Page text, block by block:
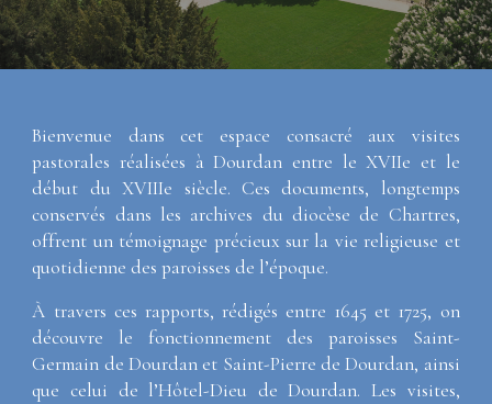
Bienvenue dans cet espace consacré aux visites
pastorales réalisées à Dourdan entre le XVIIe et le
début du XVIIIe siècle. Ces documents, longtemps
conservés dans les archives du diocèse de Chartres,
offrent un témoignage précieux sur la vie religieuse et
quotidienne des paroisses de l’époque.
À travers ces rapports, rédigés entre 1645 et 1725, on
découvre le fonctionnement des paroisses Saint-
Germain de Dourdan et Saint-Pierre de Dourdan, ainsi
que celui de l’Hôtel-Dieu de Dourdan. Les visites,